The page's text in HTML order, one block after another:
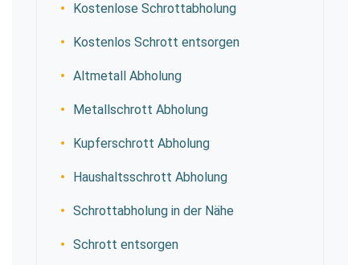
Kostenlose Schrottabholung
Kostenlos Schrott entsorgen
Altmetall Abholung
Metallschrott Abholung
Kupferschrott Abholung
Haushaltsschrott Abholung
Schrottabholung in der Nähe
Schrott entsorgen